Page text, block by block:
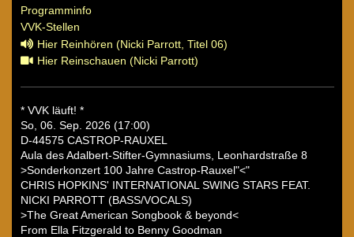
Programminfo
VVK-Stellen
Hier Reinhören (Nicki Parrott, Titel 06)
Hier Reinschauen (Nicki Parrott)
* VVK läuft! *
So, 06. Sep. 2026 (17:00)
D-44575 CASTROP-RAUXEL
Aula des Adalbert-Stifter-Gymnasiums, Leonhardstraße 8
>Sonderkonzert 100 Jahre Castrop-Rauxel"<"
CHRIS HOPKINS' INTERNATIONAL SWING STARS FEAT.
NICKI PARROTT (BASS/VOCALS)
>The Great American Songbook & beyond<
From Ella Fitzgerald to Benny Goodman